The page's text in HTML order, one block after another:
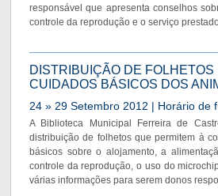
responsável que apresenta conselhos
controle da reprodução e o serviço
DISTRIBUIÇÃO DE
CUIDADOS BÁSICOS DOS
24 » 29 Setembro 2012 | Horário de
A Biblioteca Municipal Ferreira de
distribuição de folhetos que permitem à
básicos sobre o alojamento, a
controle da reprodução, o uso do
várias informações para serem donos